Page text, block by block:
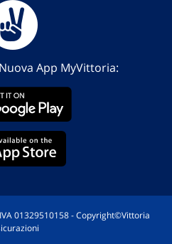
App MyVittoria:
01329510158 - Copyright©Vittoria